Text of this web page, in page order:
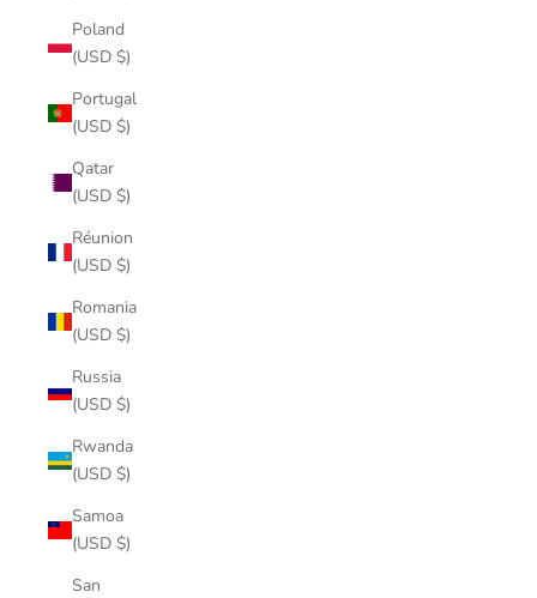
Poland
(USD $)
Portugal
(USD $)
Qatar
(USD $)
Réunion
(USD $)
Romania
(USD $)
Russia
(USD $)
Rwanda
(USD $)
Samoa
(USD $)
San